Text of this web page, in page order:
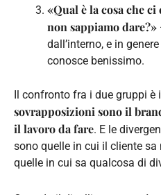
«Qual è la cosa che
non sappiamo dare?»
dall’interno, e in
conosce benissimo.
Il confronto fra i due gruppi è
sovrapposizioni sono il
il lavoro da fare. E le
sono quelle in cui il cliente sa
quelle in cui sa qualcosa di